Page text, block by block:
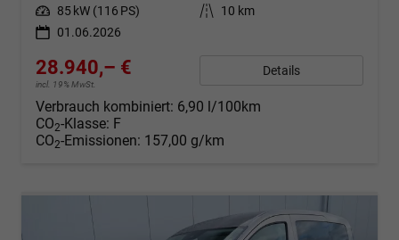
Leistung 85 kW (116 PS) Kilometerstand
10 km
01.06.2026
28.940,– €
incl. 19% MwSt.
Details
Verbrauch kombiniert: 6,90 l/100km
CO2-Klasse: F
CO2-Emissionen: 157,00 g/km